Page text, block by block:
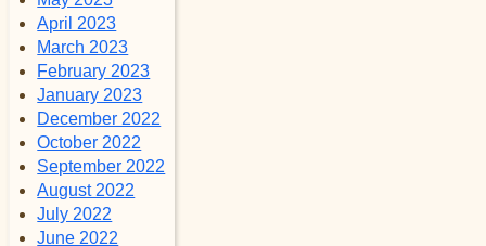
April 2023
March 2023
February 2023
January 2023
December 2022
October 2022
September 2022
August 2022
July 2022
June 2022